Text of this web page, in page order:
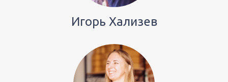
Игорь Хализев